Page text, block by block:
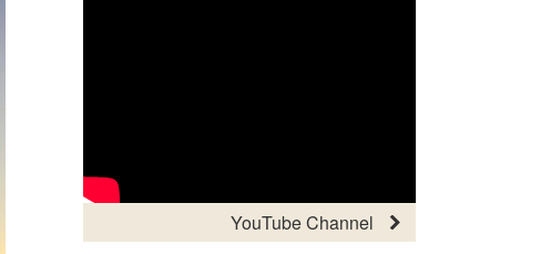
YouTube Channel